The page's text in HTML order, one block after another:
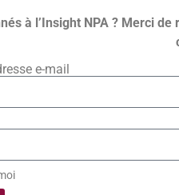
à l’Insight NPA ? Merci
e-mail